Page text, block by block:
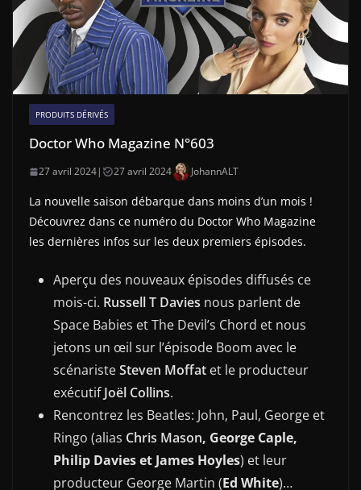
PRODUITS DÉRIVÉS
Doctor Who Magazine N°603
27 avril 2024| 27 avril 2024 JohannALT
La nouvelle saison débarque dans moins d’un mois !
Découvrez dans ce numéro du Doctor Who Magazine
les dernières infos sur les deux premiers épisodes.
Aperçu des nouveaux épisodes diffusés ce
mois-ci. Russell T Davies nous parlent de
Space Babies et The Devil’s Chord et nous
jetons un œil sur l’épisode Boom avec le
scénaristeSteven Moffat et le producteur
exécutifJoël Collins.
Rencontrez les Beatles: John, Paul, George et
Ringo (alias Chris Mason, George Caple,
Philip Davieset James Hoyles) et leur
producteur George Martin (Ed White)…